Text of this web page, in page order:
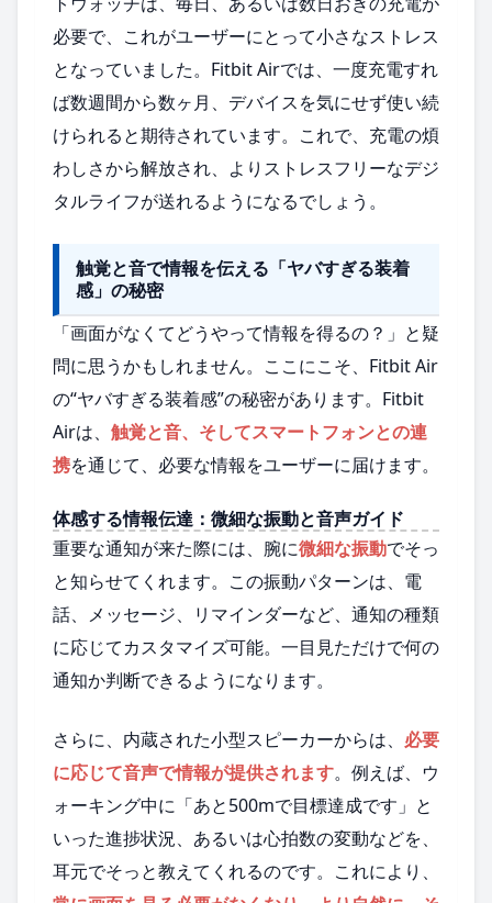
必要で、これがユーザーにとって小さなストレス
となっていました。Fitbit Airでは、一度充電すれ
ば数週間から数ヶ月、デバイスを気にせず使い続
けられると期待されています。これで、充電の煩
わしさから解放され、よりストレスフリーなデジ
タルライフが送れるようになるでしょう。
触覚と音で情報を伝える「ヤバすぎる装着
感」の秘密
「画面がなくてどうやって情報を得るの？」と疑
問に思うかもしれません。ここにこそ、Fitbit Air
の“ヤバすぎる装着感”の秘密があります。Fitbit
Airは、 触覚と音、そしてスマートフォンとの連
携を通じて、必要な情報をユーザーに届けます。
体感する情報伝達：微細な振動と音声ガイド
重要な通知が来た際には、腕に微細な振動でそっ
と知らせてくれます。この振動パターンは、電
話、メッセージ、リマインダーなど、通知の種類
に応じてカスタマイズ可能。一目見ただけで何の
通知か判断できるようになります。
さらに、内蔵された小型スピーカーからは、 必要
に応じて音声で情報が提供されます。例えば、ウ
ォーキング中に「あと500mで目標達成です」と
いった進捗状況、あるいは心拍数の変動などを、
耳元でそっと教えてくれるのです。これにより、